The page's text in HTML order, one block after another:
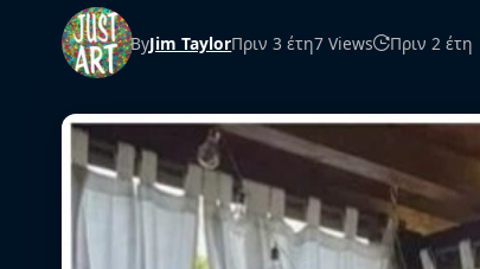
ByJim TaylorΠριν 3 έτη7 Views Πριν 2 έτη